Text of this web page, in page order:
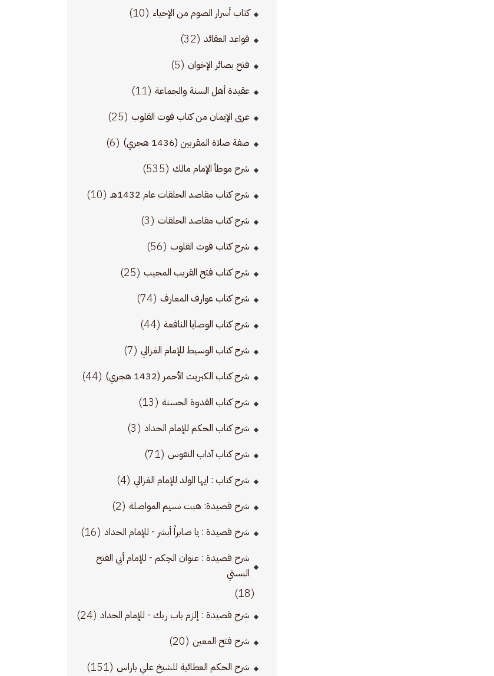
كتاب أسرار الصوم من الإحياء (10)
قواعد العقائد (32)
فتح بصائر الإخوان (5)
عقيدة أهل السنة والجماعة (11)
عرى الإيمان من كتاب قوت القلوب (25)
صفة صلاة المقربين (1436 هجري) (6)
شرح موطأ الإمام مالك (535)
شرح كتاب مقاصد الحلقات عام 1432هـ (10)
شرح كتاب مقاصد الحلقات (3)
شرح كتاب قوت القلوب (56)
شرح كتاب فتح القريب المجيب (25)
شرح كتاب عوارف المعارف (74)
شرح كتاب الوصايا النافعة (44)
شرح كتاب الوسيط للإمام الغزالي (7)
شرح كتاب الكبريت الأحمر (1432 هجري) (44)
شرح كتاب القدوة الحسنة (13)
شرح كتاب الحكم للإمام الحداد (3)
شرح كتاب آداب النفوس (71)
شرح كتاب : ايها الولد للإمام الغزالي (4)
شرح قصيدة: هبت نسيم المواصلة (2)
شرح قصيدة : يا صابراً أبشر - للإمام الحداد (16)
شرح قصيدة : عنوان الحِكم - للإمام أبي الفتح
البستي
(18)
شرح قصيدة : إلزم باب ربك - للإمام الحداد (24)
شرح فتح المعين (20)
شرح الحكم العطائية للشيخ علي باراس (151)